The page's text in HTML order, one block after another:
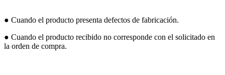
● Cuando el producto presenta defectos de fabricación.
● Cuando el producto recibido no corresponde con el solicitado en
la orden de compra.